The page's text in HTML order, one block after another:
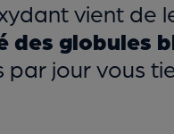
vient de
des globules
jour vous